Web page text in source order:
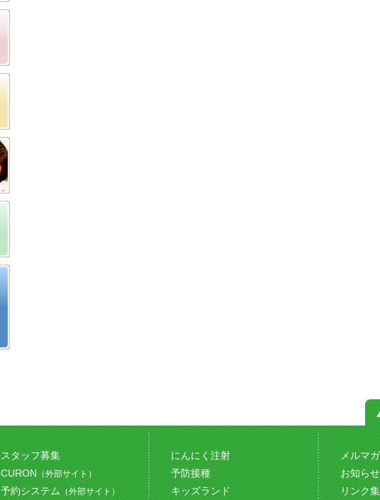
スタッフ募集
CURON （外部サイト）
予約システム （外部サイト）
にんにく注射
予防接種
キッズランド
メルマ
お知ら
リンク集